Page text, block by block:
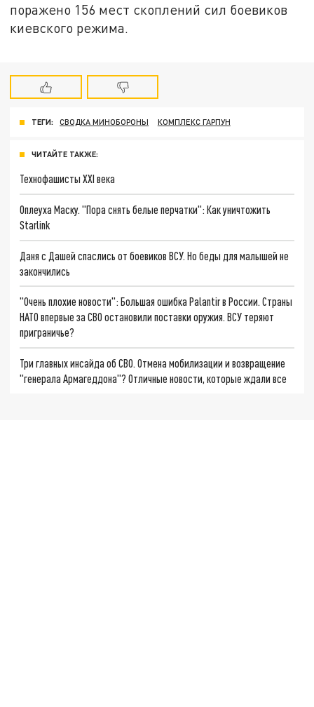
поражено 156 мест скоплений сил боевиков
киевского режима.
ТЕГИ: СВОДКА МИНОБОРОНЫ КОМПЛЕКС ГАРПУН
ЧИТАЙТЕ ТАКЖЕ:
Технофашисты XXI века
Оплеуха Маску. "Пора снять белые перчатки": Как уничтожить
Starlink
Даня с Дашей спаслись от боевиков ВСУ. Но беды для малышей не
закончились
"Очень плохие новости": Большая ошибка Palantir в России. Страны
НАТО впервые за СВО остановили поставки оружия. ВСУ теряют
приграничье?
Три главных инсайда об СВО. Отмена мобилизации и возвращение
"генерала Армагеддона"? Отличные новости, которые ждали все